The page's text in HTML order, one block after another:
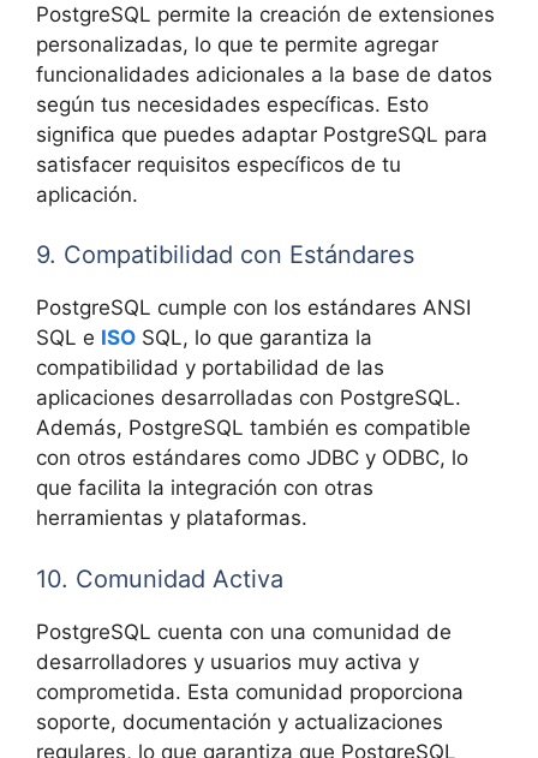
PostgreSQL permite la creación de extensiones
personalizadas, lo que te permite agregar
funcionalidades adicionales a la base de datos
según tus necesidades específicas. Esto
significa que puedes adaptar PostgreSQL para
satisfacer requisitos específicos de tu
aplicación.
9. Compatibilidad con Estándares
PostgreSQL cumple con los estándares ANSI
SQL e ISO SQL, lo que garantiza la
compatibilidad y portabilidad de las
aplicaciones desarrolladas con PostgreSQL.
Además, PostgreSQL también es compatible
con otros estándares como JDBC y ODBC, lo
que facilita la integración con otras
herramientas y plataformas.
10. Comunidad Activa
PostgreSQL cuenta con una comunidad de
desarrolladores y usuarios muy activa y
comprometida. Esta comunidad proporciona
soporte, documentación y actualizaciones
regulares, lo que garantiza que PostgreSQL